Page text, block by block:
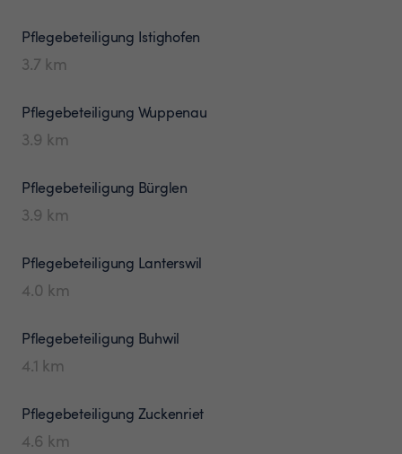
Pflegebeteiligung Istighofen
3.7 km
Pflegebeteiligung Wuppenau
3.9 km
Pflegebeteiligung Bürglen
3.9 km
Pflegebeteiligung Lanterswil
4.0 km
Pflegebeteiligung Buhwil
4.1 km
Pflegebeteiligung Zuckenriet
4.6 km